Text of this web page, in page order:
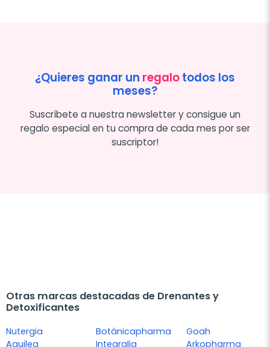
¿Quieres ganar un regalotodos los
meses?
Suscríbete a nuestra newsletter y consigue un
regalo especial en tu compra de cada mes por ser
suscriptor!
Otras marcas destacadas de Drenantes y
Detoxificantes
Nutergia
Aquilea
Botánicapharma
Integralia
Goah
Arkopharma